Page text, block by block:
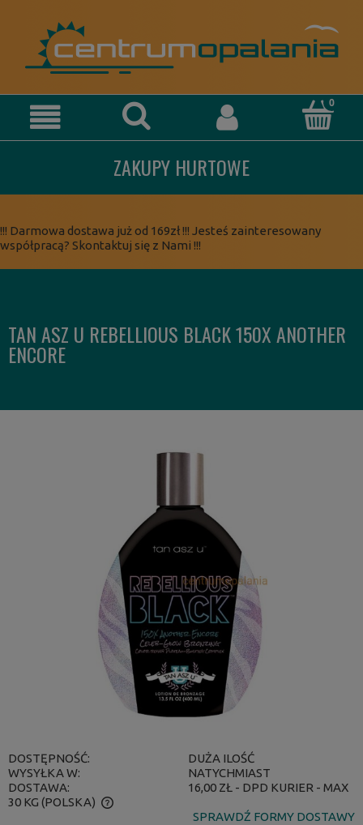
ZAKUPY HURTOWE
!!! Darmowa dostawa już od 169zł !!! Jesteś zainteresowany
współpracą? Skontaktuj się z Nami !!!
TAN ASZ U REBELLIOUS BLACK 150X ANOTHER
ENCORE
DOSTĘPNOŚĆ:
DUŻA ILOŚĆ
WYSYŁKA W:
NATYCHMIAST
DOSTAWA:
16,00 ZŁ - DPD KURIER - MAX
30 KG (POLSKA)
CENA NIE ZAWIERA EWENTUALNYCH KOSZTÓW PŁATNOŚCI
SPRAWDŹ FORMY DOSTAWY